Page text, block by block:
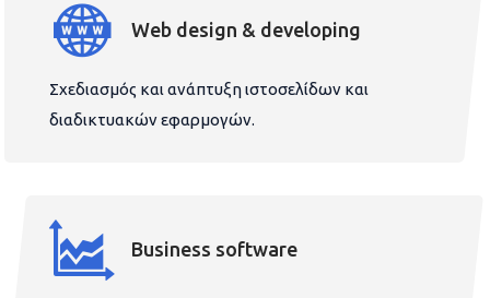
Web design & developing
Σχεδιασμός και ανάπτυξη ιστοσελίδων και
διαδικτυακών εφαρμογών.
Business software